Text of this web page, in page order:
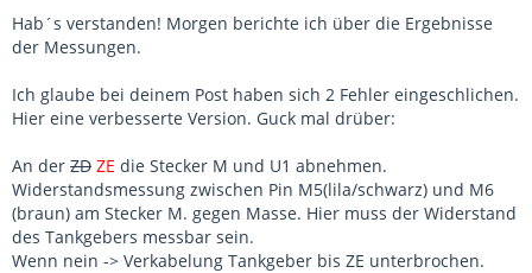
Hab´s verstanden! Morgen berichte ich über die Ergebnisse
der Messungen.
Ich glaube bei deinem Post haben sich 2 Fehler eingeschlichen.
Hier eine verbesserte Version. Guck mal drüber:
An der ZD ZE die Stecker M und U1 abnehmen.
Widerstandsmessung zwischen Pin M5(lila/schwarz) und M6
(braun) am Stecker M. gegen Masse. Hier muss der Widerstand
des Tankgebers messbar sein.
Wenn nein -> Verkabelung Tankgeber bis ZE unterbrochen.